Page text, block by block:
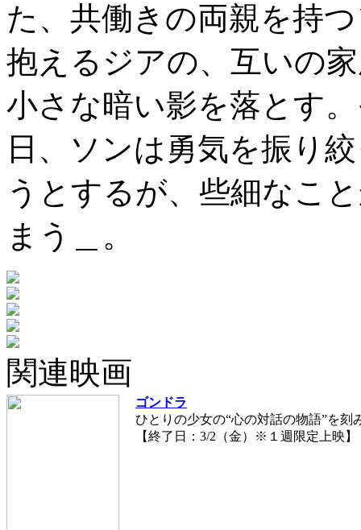
た、共働きの両親を持
抱えるジアの、互いの
小さな暗い影を落とす
日、ソンは勇気を振り
うとするが、些細なこ
まう＿。
関連映画
ゴンドラ
ひとりの少女の“心の対話の物語”を刻
【終了日：3/2（金）※１週限定上映】